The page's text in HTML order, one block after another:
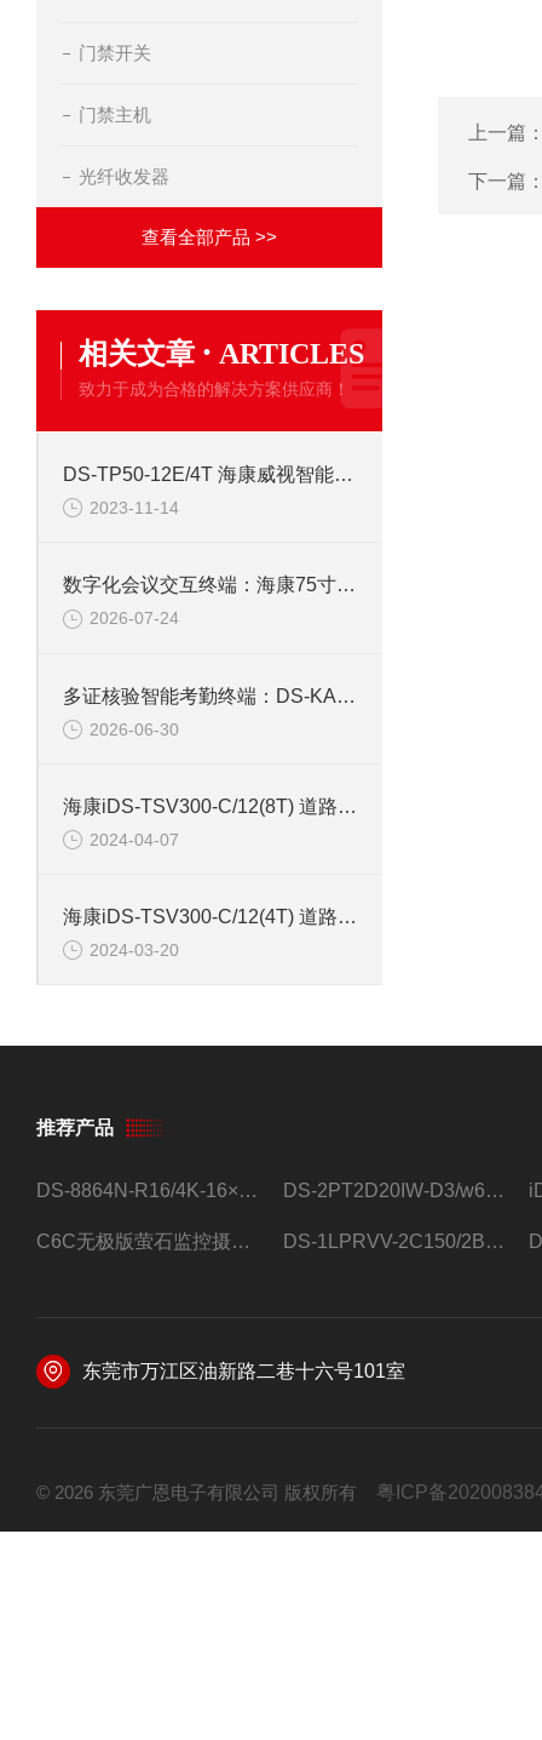
门禁开关
门禁主机
光纤收发器
查看全部产品 >>
相关文章 · ARTICLES
致力于成为合格的解决方案供应商！
DS-TP50-12E/4T 海康威视智能交通终端服务器
2023-11-14
数字化会议交互终端：海康75寸4K触摸会议一体机
2026-07-24
多证核验智能考勤终端：DS-KAB673-IBQR人脸识别打卡考勤机
2026-06-30
海康iDS-TSV300-C/12(8T) 道路智能终端
2024-04-07
海康iDS-TSV300-C/12(4T) 道路智能终端带硬盘4T
2024-03-20
上一篇
下一篇
推荐产品
DS-8864N-R16/4K-16×4T/希捷16盘位录像机 DS-2PT2D20IW-D3/w64路高清硬盘录像机
C6C无极版萤石监控摄像头 DS-1LPRVV-2C150/2B监控室外夜视高清电源线护套线200米/卷
东莞市万江区油新路二巷十六号101室
© 2026 东莞广恩电子有限公司 版权所有 粤ICP备